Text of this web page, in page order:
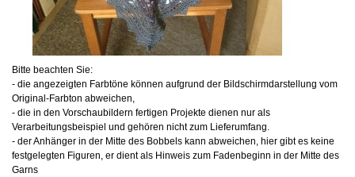
Bitte beachten Sie:
- die angezeigten Farbtöne können aufgrund der Bildschirmdarstellung vom
Original-Farbton abweichen,
- die in den Vorschaubildern fertigen Projekte dienen nur als
Verarbeitungsbeispiel und gehören nicht zum Lieferumfang.
- der Anhänger in der Mitte des Bobbels kann abweichen, hier gibt es keine
festgelegten Figuren, er dient als Hinweis zum Fadenbeginn in der Mitte des
Garns